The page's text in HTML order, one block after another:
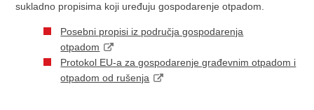
sukladno propisima koji uređuju gospodarenje otpadom.
Posebni propisi iz područja gospodarenja
otpadom
Protokol EU-a za gospodarenje građevnim otpadom i
otpadom od rušenja